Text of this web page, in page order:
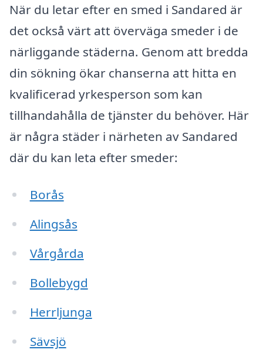
När du letar efter en smed i Sandared är
det också värt att överväga smeder i de
närliggande städerna. Genom att bredda
din sökning ökar chanserna att hitta en
kvalificerad yrkesperson som kan
tillhandahålla de tjänster du behöver. Här
är några städer i närheten av Sandared
där du kan leta efter smeder:
Borås
Alingsås
Vårgårda
Bollebygd
Herrljunga
Sävsjö